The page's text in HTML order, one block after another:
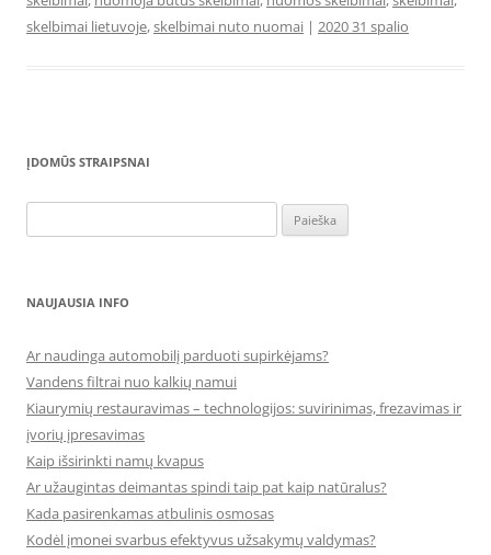
skelbimai lietuvoje,skelbimai nuto nuomai | 2020 31 spalio
ĮDOMŪS STRAIPSNAI
NAUJAUSIA INFO
Ar naudinga automobilį parduoti supirkėjams?
Vandens filtrai nuo kalkių namui
Kiaurymių restauravimas – technologijos: suvirinimas, frezavimas ir
įvorių įpresavimas
Kaip išsirinkti namų kvapus
Ar užaugintas deimantas spindi taip pat kaip natūralus?
Kada pasirenkamas atbulinis osmosas
Kodėl įmonei svarbus efektyvus užsakymų valdymas?